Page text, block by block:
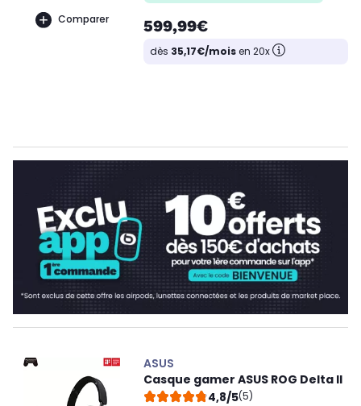
Comparer 599,99€
dès 35,17€/moisen 20x
ASUS
Casque gamer ASUS ROG Delta II
4,8/5(5)